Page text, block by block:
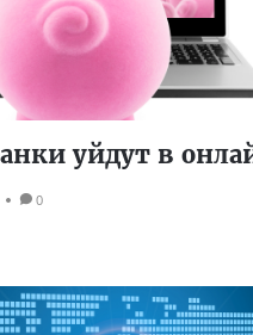
уйдут в
0